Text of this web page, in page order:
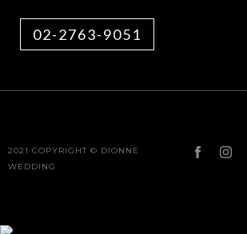
02-2763-9051
2021 COPYRIGHT © DIONNE
WEDDING